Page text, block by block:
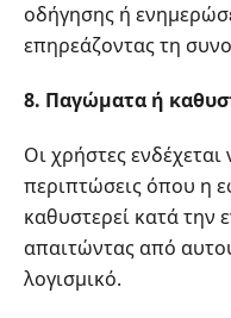
οδήγησης ή
επηρεάζοντας τη
8. Παγώματα ή
Οι χρήστες
περιπτώσεις όπου η
καθυστερεί κατά
απαιτώντας από
λογισμικό.